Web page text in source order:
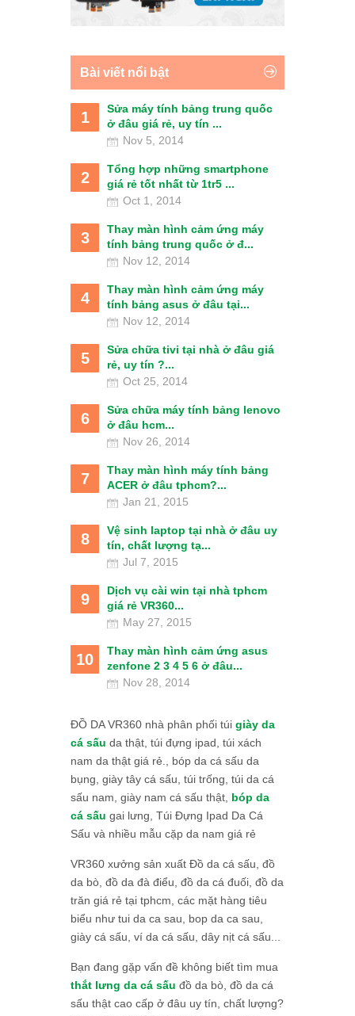
Bài viết nổi bật
1
Sửa máy tính bảng trung quốc
ở đâu giá rẻ, uy tín ...
Nov 5, 2014
2
Tổng hợp những smartphone
giá rẻ tốt nhất từ 1tr5 ...
Oct 1, 2014
3
Thay màn hình cảm ứng máy
tính bảng trung quốc ở đ...
Nov 12, 2014
4
Thay màn hình cảm ứng máy
tính bảng asus ở đâu tại...
Nov 12, 2014
5
Sửa chữa tivi tại nhà ở đâu giá
rẻ, uy tín ?...
Oct 25, 2014
6
Sửa chữa máy tính bảng lenovo
ở đâu hcm...
Nov 26, 2014
7
Thay màn hình máy tính bảng
ACER ở đâu tphcm?...
Jan 21, 2015
8
Vệ sinh laptop tại nhà ở đâu uy
tín, chất lượng tạ...
Jul 7, 2015
9
Dịch vụ cài win tại nhà tphcm
giá rẻ VR360...
May 27, 2015
10
Thay màn hình cảm ứng asus
zenfone 2 3 4 5 6 ở đâu...
Nov 28, 2014
ĐỒ DA VR360 nhà phân phối túi giày da
cá sấu da thật, túi đựng ipad, túi xách
nam da thật giá rẻ., bóp da cá sấu da
bụng, giày tây cá sấu, túi trống, túi da cá
sấu nam, giày nam cá sấu thật, bóp da
cá sấu gai lưng, Túi Đựng Ipad Da Cá
Sấu và nhiều mẫu cặp da nam giá rẻ
VR360 xưởng sản xuất Đồ da cá sấu, đồ
da bò, đồ da đà điểu, đồ da cá đuối, đồ da
trăn giá rẻ tại tphcm, các mặt hàng tiêu
biểu như tui da ca sau, bop da ca sau,
giày cá sấu, ví da cá sấu, dây nịt cá sấu...
Bạn đang gặp vấn đề không biết tìm mua
thắt lưng da cá sấu đồ da bò, đồ da cá
sấu thật cao cấp ở đâu uy tín, chất lượng?